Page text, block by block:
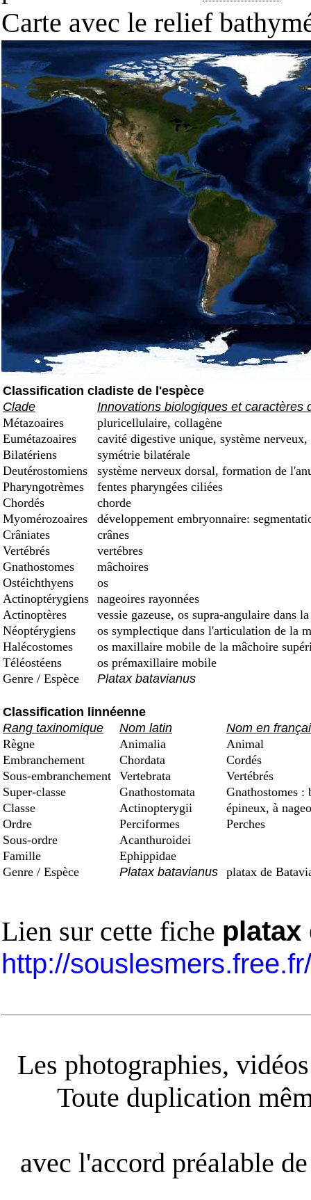
Carte avec le relief
Classification cladiste de l'espèce
Clade
Innovations biologiques et caractères
Métazoaires
pluricellulaire, collagène
Eumétazoaires
cavité digestive unique, système
Bilatériens
symétrie bilatérale
Deutérostomiens
système nerveux dorsal, formation de
Pharyngotrèmes
fentes pharyngées ciliées
Chordés
chorde
Myomérozoaires
développement embryonnaire:
Crâniates
crânes
Vertébrés
vertébres
Gnathostomes
mâchoires
Ostéichthyens
os
Actinoptérygiens nageoires rayonnées
Actinoptères
vessie gazeuse, os supra-angulaire dans
Néoptérygiens
os symplectique dans l'articulation de la
Halécostomes
os maxillaire mobile de la mâchoire
Téléostéens
os prémaxillaire mobile
Genre / Espèce
Platax batavianus
Classification linnéenne
Rang taxinomique
Nom latin
Nom en
Règne
Animalia
Animal
Embranchement
Chordata
Cordés
Sous-embranchement Vertebrata
Vertébrés
Super-classe
Gnathostomata
Gnathostomes :
Classe
Actinopterygii
épineux, à
Ordre
Perciformes
Perches
Sous-ordre
Acanthuroidei
Famille
Ephippidae
Genre / Espèce
Platax batavianus platax de
Lien sur cette fiche platax
http://
Les photographies,
Toute duplication
avec l'accord préalable